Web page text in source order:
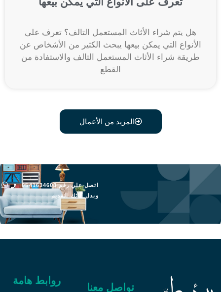
هل يتم شراء الأثاث المستعمل التالف؟ تعرف على
الأنواع التي يمكن بيعها يبحث الكثير من الأشخاص عن
طريقة شراء الأثاث المستعمل التالف والاستفادة من
القطع
المزيد من الأعمال
اتصل علي رقم 0541634603
وبدل أثاثك القديم
روابط هامة
تواصل معنا